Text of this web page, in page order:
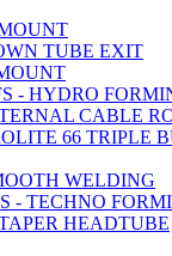
TUBE EXIT
- HYDRO
CABLE
66 TRIPLE
WELDING
- TECHNO
HEADTUBE